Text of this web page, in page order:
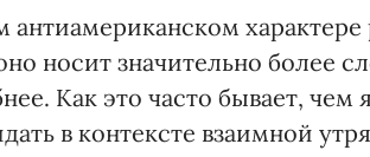
носит значительно более
Как это часто бывает, чем
в контексте взаимной